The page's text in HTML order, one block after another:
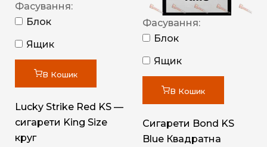
Фасування:
Блок
Ящик
В Кошик
Lucky Strike Red KS —
сигарети King Size
круг
Фасування:
Блок
Ящик
В Кошик
Сигарети Bond KS
Blue Квадратна